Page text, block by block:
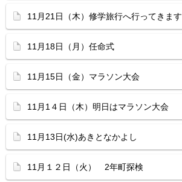
11月21日（木）修学旅行へ行ってきます
11月18日（月）任命式
11月15日（金）マラソン大会
11月1４日（木）明日はマラソン大会
11月13日(水)あきとなかよし
11月１２日（火） 2年町探検